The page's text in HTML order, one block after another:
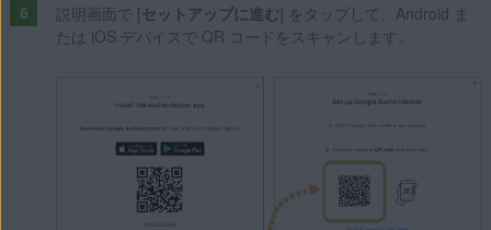
説明画面で [セットアップに進む] をタップして、Android ま
たは iOS デバイスで QR コードをスキャンします。